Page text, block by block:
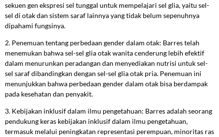
sekuen gen ekspresi sel tunggal untuk mempelajari sel glia, yaitu sel-
sel di otak dan sistem saraf lainnya yang tidak belum sepenuhnya
dipahami fungsinya.
2. Penemuan tentang perbedaan gender dalam otak: Barres telah
menemukan bahwa sel-sel glia otak wanita cenderung lebih efektif
dalam menurunkan peradangan dan menyediakan nutrisi untuk sel-
sel saraf dibandingkan dengan sel-sel glia otak pria. Penemuan ini
menunjukkan bahwa perbedaan gender dalam otak bisa berdampak
pada kesehatan dan penyakit.
3. Kebijakan inklusif dalam ilmu pengetahuan: Barres adalah seorang
pendukung keras kebijakan inklusif dalam ilmu pengetahuan,
termasuk melalui peningkatan representasi perempuan, minoritas ras